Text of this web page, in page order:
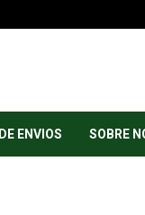
ENVIOS SOBRE